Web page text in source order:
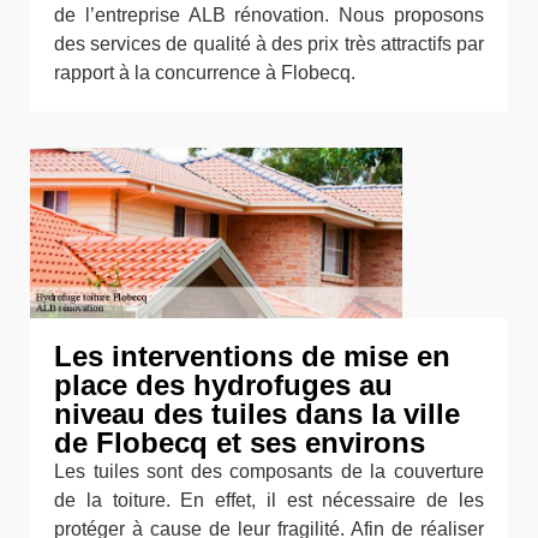
de l’entreprise ALB rénovation. Nous proposons
des services de qualité à des prix très attractifs par
rapport à la concurrence à Flobecq.
Les interventions de mise en
place des hydrofuges au
niveau des tuiles dans la ville
de Flobecq et ses environs
Les tuiles sont des composants de la couverture
de la toiture. En effet, il est nécessaire de les
protéger à cause de leur fragilité. Afin de réaliser